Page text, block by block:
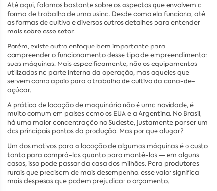
Até aqui, falamos bastante sobre os aspectos que envolvem a
forma de trabalho de uma usina. Desde como ela funciona, até
as formas de cultivo e diversos outros detalhes para entender
mais sobre esse setor.
Porém, existe outro enfoque bem importante para
compreender o funcionamento desse tipo de empreendimento:
suas máquinas. Mais especificamente, não os equipamentos
utilizados na parte interna da operação, mas aqueles que
servem como apoio para o trabalho de cultivo da cana-de-
açúcar.
A prática de locação de maquinário não é uma novidade, é
muito comum em países como os EUA e a Argentina. No Brasil,
há uma maior concentração no Sudeste, justamente por ser um
dos principais pontos da produção. Mas por que alugar?
Um dos motivos para a locação de algumas máquinas é o custo
tanto para comprá-las quanto para mantê-las — em alguns
casos, isso pode passar da casa dos milhões. Para produtores
rurais que precisam de mais desempenho, esse valor significa
mais despesas que podem prejudicar o orçamento.